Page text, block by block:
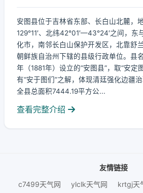
安图县位于吉林省东部、长白山北麓，
129°11′、北纬42°01′—43°24′之间，
化市，南邻长白山保护开发区，北靠舒
朝鲜族自治州下辖的县级行政单位。县
年（1881年）设立的“安图县”，取“安定
有“安于图们”之解，体现清廷强化边疆治
全县总面积7444.19平方公...
查看完整介绍
友情链接
c7499天气网
ylclk天气网 krtgj天